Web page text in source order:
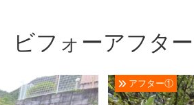
ビフォーアフター
アフター①